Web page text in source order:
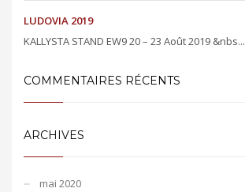
LUDOVIA 2019
KALLYSTA STAND EW9 20 – 23 Août 2019 &nbs...
COMMENTAIRES RÉCENTS
ARCHIVES
mai 2020